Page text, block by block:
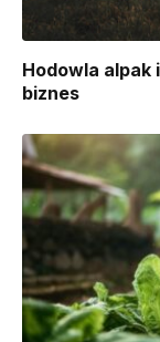
Hodowla alpak
biznes